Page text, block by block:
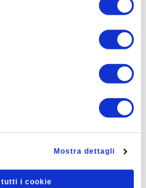
Mostra dettagli
i cookie
a rete - fertirrigazione
OFFERTA